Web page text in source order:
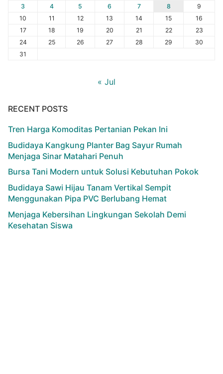
3
4 5 6 7 8
9
10
11 12 13 14 15
16
17
18 19 20 21 22
23
24
25 26 27 28 29
30
31
« Jul
RECENT POSTS
Tren Harga Komoditas Pertanian Pekan Ini
Budidaya Kangkung Planter Bag Sayur Rumah
Menjaga Sinar Matahari Penuh
Bursa Tani Modern untuk Solusi Kebutuhan Pokok
Budidaya Sawi Hijau Tanam Vertikal Sempit
Menggunakan Pipa PVC Berlubang Hemat
Menjaga Kebersihan Lingkungan Sekolah Demi
Kesehatan Siswa